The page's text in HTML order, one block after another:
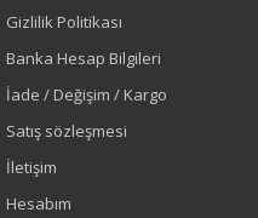
Sezon
Yaş Grubu
Gizlilik Politikası
Banka Hesap Bilgileri
İade / Değişim / Kargo
Satış sözleşmesi
İletişim
Hesabım